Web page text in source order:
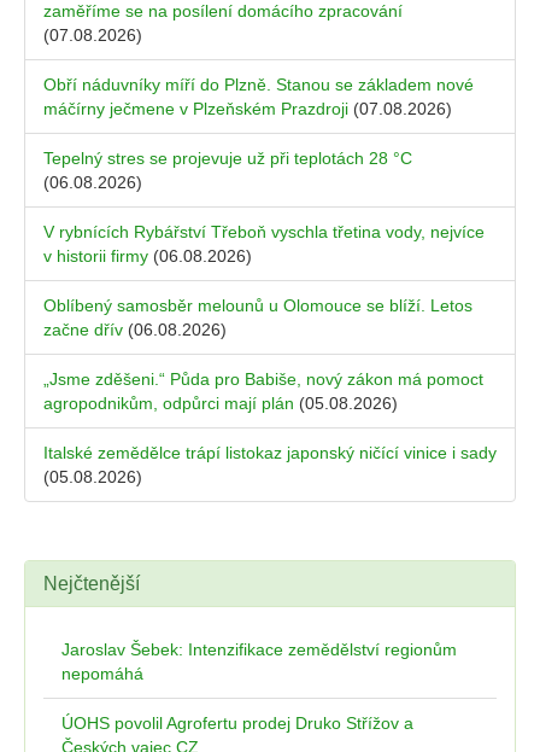
zaměříme se na posílení domácího zpracování
(07.08.2026)
Obří náduvníky míří do Plzně. Stanou se základem nové
máčírny ječmene v Plzeňském Prazdroji (07.08.2026)
Tepelný stres se projevuje už při teplotách 28 °C
(06.08.2026)
V rybnících Rybářství Třeboň vyschla třetina vody, nejvíce
v historii firmy (06.08.2026)
Oblíbený samosběr melounů u Olomouce se blíží. Letos
začne dřív (06.08.2026)
„Jsme zděšeni.“ Půda pro Babiše, nový zákon má pomoct
agropodnikům, odpůrci mají plán (05.08.2026)
Italské zemědělce trápí listokaz japonský ničící vinice i sady
(05.08.2026)
Nejčtenější
Jaroslav Šebek: Intenzifikace zemědělství regionům
nepomáhá
ÚOHS povolil Agrofertu prodej Druko Střížov a
Českých vajec CZ